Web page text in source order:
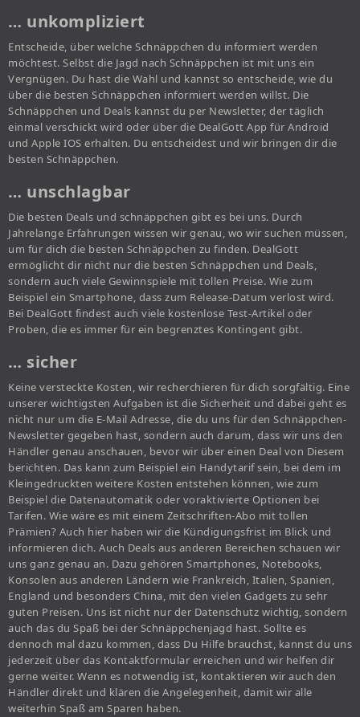
… unkompliziert
Entscheide, über welche Schnäppchen du informiert werden
möchtest. Selbst die Jagd nach Schnäppchen ist mit uns ein
Vergnügen. Du hast die Wahl und kannst so entscheide, wie du
über die besten Schnäppchen informiert werden willst. Die
Schnäppchen und Deals kannst du per Newsletter, der täglich
einmal verschickt wird oder über die DealGott App für Android
und Apple IOS erhalten. Du entscheidest und wir bringen dir die
besten Schnäppchen.
… unschlagbar
Die besten Deals und schnäppchen gibt es bei uns. Durch
Jahrelange Erfahrungen wissen wir genau, wo wir suchen müssen,
um für dich die besten Schnäppchen zu finden. DealGott
ermöglicht dir nicht nur die besten Schnäppchen und Deals,
sondern auch viele Gewinnspiele mit tollen Preise. Wie zum
Beispiel ein Smartphone, dass zum Release-Datum verlost wird.
Bei DealGott findest auch viele kostenlose Test-Artikel oder
Proben, die es immer für ein begrenztes Kontingent gibt.
… sicher
Keine versteckte Kosten, wir recherchieren für dich sorgfältig. Eine
unserer wichtigsten Aufgaben ist die Sicherheit und dabei geht es
nicht nur um die E-Mail Adresse, die du uns für den Schnäppchen-
Newsletter gegeben hast, sondern auch darum, dass wir uns den
Händler genau anschauen, bevor wir über einen Deal von Diesem
berichten. Das kann zum Beispiel ein Handytarif sein, bei dem im
Kleingedruckten weitere Kosten entstehen können, wie zum
Beispiel die Datenautomatik oder voraktivierte Optionen bei
Tarifen. Wie wäre es mit einem Zeitschriften-Abo mit tollen
Prämien? Auch hier haben wir die Kündigungsfrist im Blick und
informieren dich. Auch Deals aus anderen Bereichen schauen wir
uns ganz genau an. Dazu gehören Smartphones, Notebooks,
Konsolen aus anderen Ländern wie Frankreich, Italien, Spanien,
England und besonders China, mit den vielen Gadgets zu sehr
guten Preisen. Uns ist nicht nur der Datenschutz wichtig, sondern
auch das du Spaß bei der Schnäppchenjagd hast. Sollte es
dennoch mal dazu kommen, dass Du Hilfe brauchst, kannst du uns
jederzeit über das Kontaktformular erreichen und wir helfen dir
gerne weiter. Wenn es notwendig ist, kontaktieren wir auch den
Händler direkt und klären die Angelegenheit, damit wir alle
weiterhin Spaß am Sparen haben.